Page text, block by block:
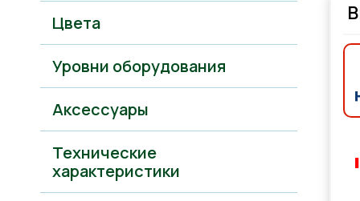
Цвета
Уровни оборудования
Аксессуары
Технические
характеристики